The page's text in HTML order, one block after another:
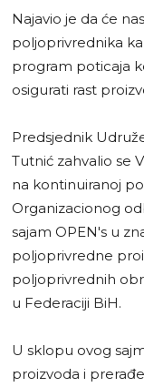
Najavio je da će
poljoprivrednika
program poticaja
osigurati rast
Predsjednik
Tutnić zahvalio se
na kontinuiranoj
Organizacionog
sajam OPEN's u
poljoprivredne
poljoprivrednih
u Federaciji BiH.
U sklopu ovog
proizvoda i